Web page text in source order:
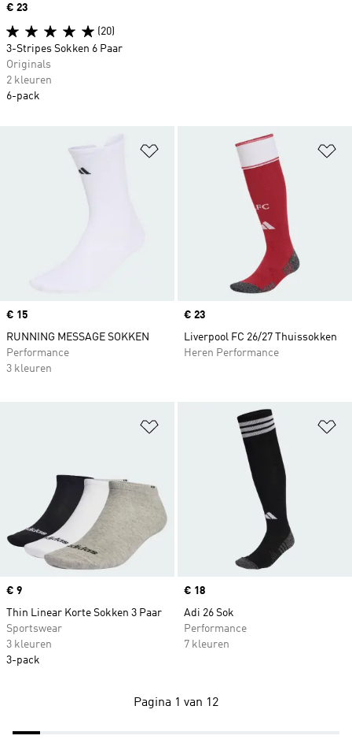
Op verlanglijst zetten
Price
€ 15
RUNNING MESSAGE SOKKEN
Performance
3 kleuren
Price
€ 23
Liverpool FC 26/27 Thuissokken
Heren Performance
Op verlanglijst zetten
Price
€ 9
Thin Linear Korte Sokken 3 Paar
Sportswear
3 kleuren
3-pack
Price
€ 18
Adi 26 Sok
Performance
7 kleuren
Price
€ 23
(20)
3-Stripes Sokken 6 Paar
Originals
2 kleuren
6-pack
Pagina 1 van 12